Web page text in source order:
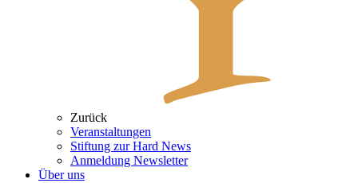
Zurück
Veranstaltungen
Stiftung zur Hard News
Anmeldung Newsletter
Über uns